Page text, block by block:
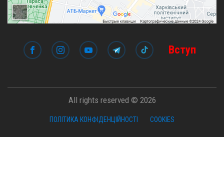
Вступ
All rights reserved © 2026
ПОЛІТИКА КОНФІДЕНЦІЙНОСТІ COOKIES